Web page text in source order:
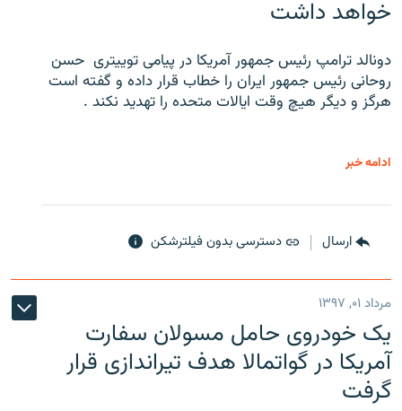
خواهد داشت
دونالد ترامپ رئیس جمهور آمریکا در پیامی توییتری ‌ حسن
روحانی رئیس جمهور ایران را خطاب قرار داده و گفته است
هرگز و دیگر هیچ وقت ایالات متحده را تهدید نکند .
ادامه خبر
ارسال دسترسی بدون فیلترشکن
مرداد ۰۱, ۱۳۹۷
یک خودروی حامل مسولان سفارت
آمریکا در گواتمالا هدف تیراندازی قرار
گرفت